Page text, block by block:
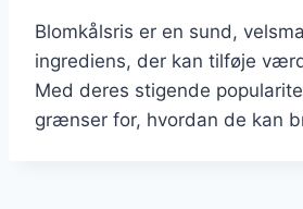
Blomkålsris er en sund,
ingrediens, der kan tilføje
Med deres stigende
grænser for, hvordan de kan